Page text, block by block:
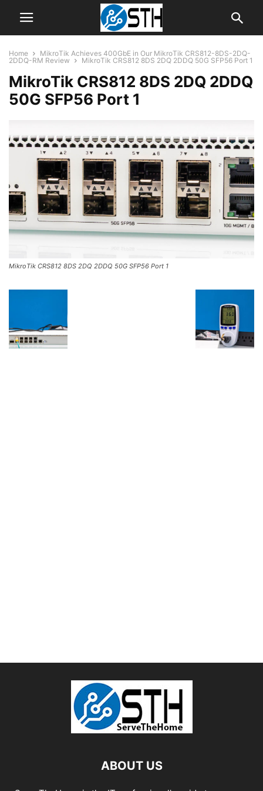
Home
MikroTik Achieves 400GbE in Our MikroTik CRS812-8DS-2DQ-
2DDQ-RM Review
MikroTik CRS812 8DS 2DQ 2DDQ 50G SFP56 Port 1
MikroTik CRS812 8DS 2DQ 2DDQ
50G SFP56 Port 1
MikroTik CRS812 8DS 2DQ 2DDQ 50G SFP56 Port 1
ABOUT US